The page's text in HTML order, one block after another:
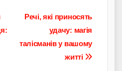
Речі, які приносять
удачу: магія
талісманів у вашому
житті